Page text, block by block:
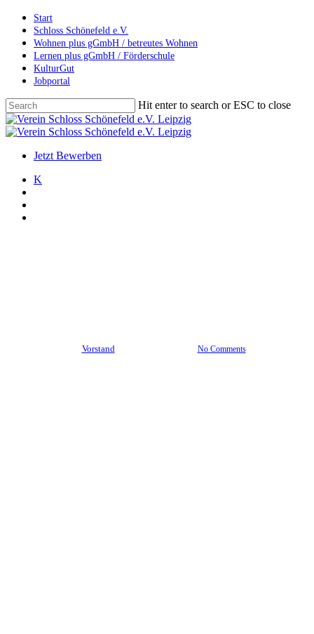
Skip
main
content
Start
Schloss Schönefeld e.V.
Wohnen plus gGmbH / betreutes Wohnen
Lernen plus gGmbH / Förderschule
KulturGut
Jobportal
Hit enter to search or ESC to close
Close
Search
search
account
Menu
Jetzt Bewerben
K
Vorstand No Comments